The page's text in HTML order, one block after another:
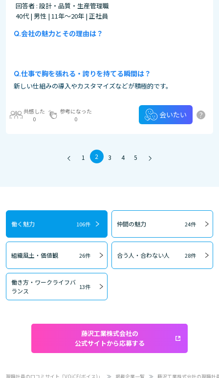
回答者 : 設計・品質・生産管理職
40代 | 男性 | 11年～20年 | 正社員
会社の魅力とその理由は？
仕事で胸を張れる・誇りを持てる瞬間は？
新しい仕組みの導入やカスタマイズなどが積極的です。
共感した
0
参考になった
0
会いたい ?
1 2 3 4 5
働く魅力 106件 仲間の魅力 24件
組織風土・価値観 26件 合う人・合わない人 28件
働き方・ワークライフバ
ランス
13件
藤沢工業株式会社の
公式サイトから応募する
現職社員の口コミサイト「VOiCE(ボイス)」 掲載企業一覧 藤沢工業株式会社の現職社